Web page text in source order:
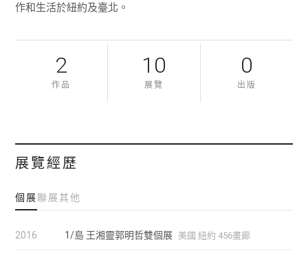
作和生活於紐約及臺北。
2
作品
10
展覽
0
出版
展覽經歷
個展聯展 其他
2016 1/島 王湘靈郭明哲雙個展 美國 紐約 456畫廊